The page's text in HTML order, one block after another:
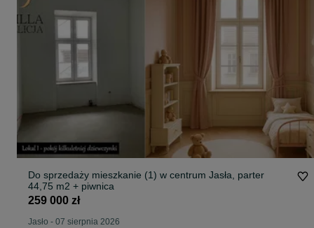
Do sprzedaży mieszkanie (1) w centrum Jasła, parter
44,75 m2 + piwnica
259 000 zł
Jasło - 07 sierpnia 2026